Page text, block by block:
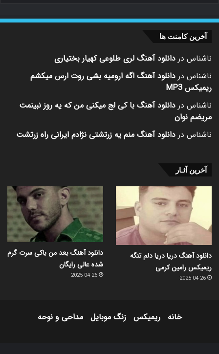
آخرین کامنت ها
ناشناس در دانلود آهنگ لری طلوعی کهیار بختیاری
ناشناس در دانلود آهنگ اگه ارومیه بشی روت ارس میکشم
ریمیکس MP3
ناشناس در دانلود آهنگ با کی لج میکنی من که یه روز نبینمت
مریضم نوان
ناشناس در دانلود آهنگ منم یه زرتشتی نژادم ایرانی راه زرتشت
آخرین آثـار
دانلود آهنگ دریا دریا دلم تنگه
ریمیکس رامین کرمی
2025-04-26
دانلود آهنگ بعد من باکی سرت گرم
شده عالی رایگان
2025-04-26
خانه ریمیکس زنگ موبایل مداحی و نوحه